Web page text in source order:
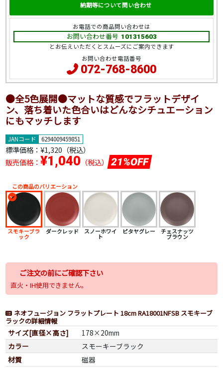
●全5色展開●マットな質感でフラットデザイ
ン、落ち着いた色合いはどんなシチュエーション
にもマッチします
JANコード 6294009459851
標準価格： ¥1,320（税込）
販売価格： ¥1,040 （税込） 21%OFF
この商品のバリエーション
スモキーブラ
ック
ダークレッド スノーホワイ
ト
ピタヤグレー チェスナッツ
ブラウン
ご注文の前にご確認下さい
直火・IH使用できません。
ネオフュージョン フラットプレート 18cm RA18001NFSB スモキーブ
ラックの詳細情報
サイズ[直径×高さ]
178×20mm
カラー
スモーキーブラック
材質
磁器
納期等について問い合わせ
お電話での商品問い合わせは
お問い合わせ番号 101315603
とお伝えいただくとスムーズにご案内できます
お問い合わせ電話番号
072-768-8600